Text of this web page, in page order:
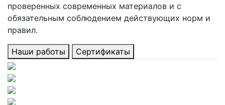
проверенных современных материалов и с
обязательным соблюдением действующих норм и
правил.
Наши работы Сертификаты